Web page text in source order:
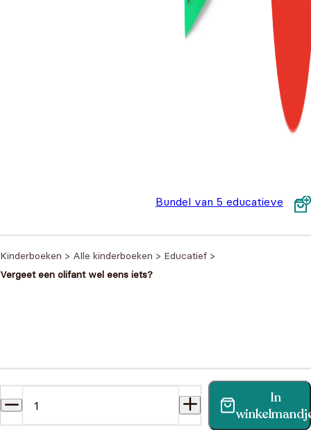
Bundel van 5 educatieve
Kinderboeken > Alle kinderboeken > Educatief >
Vergeet een olifant wel eens iets?
In
Vind binnen no-time antwoord op je vraag op onze
klantenservice pagina.